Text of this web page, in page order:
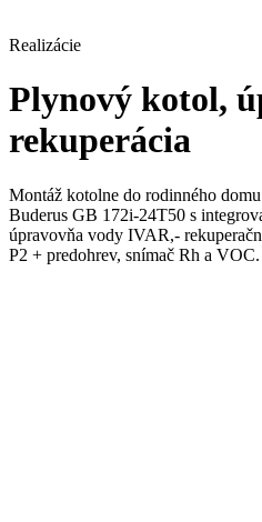
Realizácie
Plynový kotol,
rekuperácia
Montáž kotolne do rodinného
Buderus GB 172i-24T50 s
úpravovňa vody IVAR,-
P2 + predohrev, snímač Rh a VOC.